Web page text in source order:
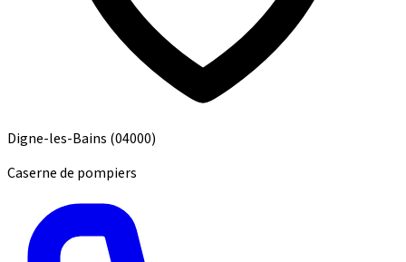
Digne-les-Bains (04000)
Caserne de pompiers